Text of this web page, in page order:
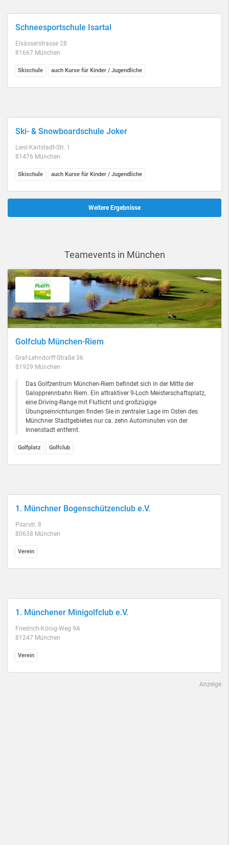
Schneesportschule Isartal
Elsässerstrasse 28
81667 München
Skischule auch Kurse für Kinder / Jugendliche
Ski- & Snowboardschule Joker
Liesl-Karlstadt-Str. 1
81476 München
Skischule auch Kurse für Kinder / Jugendliche
Weitere Ergebnisse
Teamevents in München
Golfclub München-Riem
Graf-Lehndorff-Straße 36
81929 München
Das Golfzentrum München-Riem befindet sich in der Mitte der
Galopprennbahn Riem. Ein attraktiver 9-Loch Meisterschaftsplatz,
eine Driving-Range mit Flutlicht und großzügige
Übungseinrichtungen finden Sie in zentraler Lage im Osten des
Münchner Stadtgebietes nur ca. zehn Autominuten von der
Innenstadt entfernt.
Golfplatz Golfclub
1. Münchner Bogenschützenclub e.V.
Pilarstr. 8
80638 München
Verein
1. Münchener Minigolfclub e.V.
Friedrich-König-Weg 9A
81247 München
Verein
Anzeige